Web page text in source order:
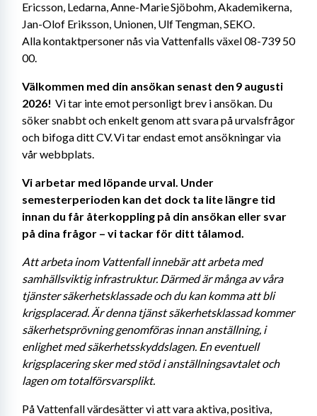
Ericsson, Ledarna, Anne-Marie Sjöbohm, Akademikerna,
Jan-Olof Eriksson, Unionen, Ulf Tengman, SEKO.
Alla kontaktpersoner nås via Vattenfalls växel 08-739 50
00.
Välkommen med din ansökan senast den 9 augusti
2026! Vi tar inte emot personligt brev i ansökan. Du
söker snabbt och enkelt genom att svara på urvalsfrågor
och bifoga ditt CV. Vi tar endast emot ansökningar via
vår webbplats.
Vi arbetar med löpande urval. Under
semesterperioden kan det dock ta lite längre tid
innan du får återkoppling på din ansökan eller svar
på dina frågor – vi tackar för ditt tålamod.
Att arbeta inom Vattenfall innebär att arbeta med
samhällsviktig infrastruktur. Därmed är många av våra
tjänster säkerhetsklassade och du kan komma att bli
krigsplacerad. Är denna tjänst säkerhetsklassad kommer
säkerhetsprövning genomföras innan anställning, i
enlighet med säkerhetsskyddslagen. En eventuell
krigsplacering sker med stöd i anställningsavtalet och
lagen om totalförsvarsplikt.
På Vattenfall värdesätter vi att vara aktiva, positiva,